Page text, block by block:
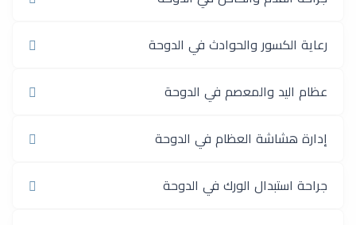
رعاية الكسور والحوادث في الدوحة
عظام اليد والمعصم في الدوحة
إدارة هشاشة العظام في الدوحة
جراحة استبدال الورك في الدوحة